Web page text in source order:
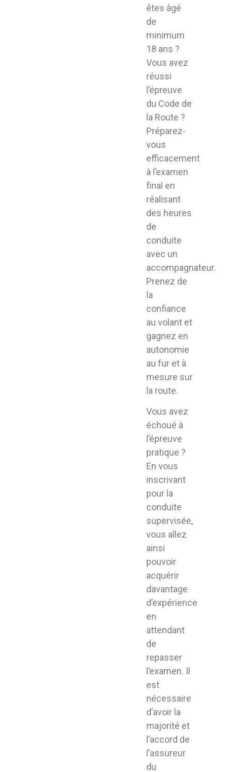
êtes âgé
de
minimum
18 ans ?
Vous avez
réussi
l’épreuve
du Code de
la Route ?
Préparez-
vous
efficacement
à l’examen
final en
réalisant
des heures
de
conduite
avec un
accompagnateur.
Prenez de
la
confiance
au volant et
gagnez en
autonomie
au fur et à
mesure sur
la route.
Vous avez
échoué à
l’épreuve
pratique ?
En vous
inscrivant
pour la
conduite
supervisée,
vous allez
ainsi
pouvoir
acquérir
davantage
d’expérience
en
attendant
de
repasser
l’examen. Il
est
nécessaire
d’avoir la
majorité et
l’accord de
l’assureur
du